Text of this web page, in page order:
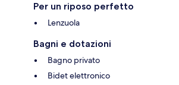
Per un riposo perfetto
Lenzuola
Bagni e dotazioni
Bagno privato
Bidet elettronico